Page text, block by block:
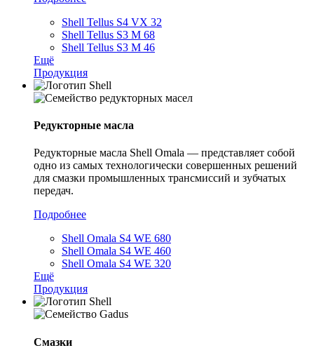
Shell Tellus S4 VX 32
Shell Tellus S3 M 68
Shell Tellus S3 M 46
Ещё
Продукция
Редукторные масла
Редукторные масла Shell Omala — представляет собой
одно из самых технологически совершенных решений
для смазки промышленных трансмиссий и зубчатых
передач.
Подробнее
Shell Omala S4 WE 680
Shell Omala S4 WE 460
Shell Omala S4 WE 320
Ещё
Продукция
Смазки